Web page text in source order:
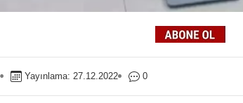
Yayınlama: 27.12.2022 0